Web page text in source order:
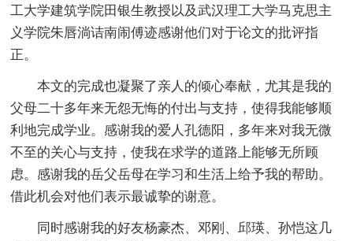
工大学建筑学院田银生教授以及武汉理工大学马克思主
义学院朱唇淌诘南闹傅迹感谢他们对于论文的批评指
正。
本文的完成也凝聚了亲人的倾心奉献，尤其是我的
父母二十多年来无怨无悔的付出与支持，使得我能够顺
利地完成学业。感谢我的爱人孔德阳，多年来对我无微
不至的关心与支持，使我在求学的道路上能够无所顾
虑。感谢我的岳父岳母在学习和生活上给予我的帮助。
借此机会对他们表示最诚挚的谢意。
同时感谢我的好友杨豪杰、邓刚、邱瑛、孙恺这几